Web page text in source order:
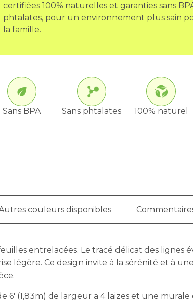
certifiées 100% naturelles et garanties sans
phtalates, pour un environnement plus sain
la famille.
Sans BPA Sans phtalates 100% naturel
couleurs disponibles
entrelacées. Le tracé délicat des lignes
légère. Ce design invite à la sérénité et à
(1,83m) de largeur a 4 laizes et une murale